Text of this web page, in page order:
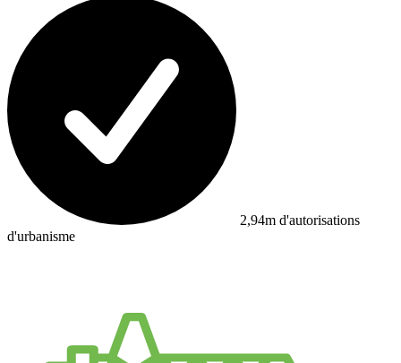
2,94m d'autorisations
d'urbanisme